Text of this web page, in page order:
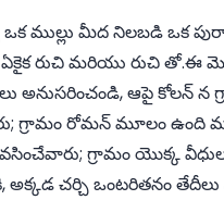
ముల్లు మీద నిలబడి ఒక
రుచి మరియు రుచి తో.ఈ
అనుసరించండి, ఆపై కోలన్
గ్రామం రోమన్ మూలం ఉంది
గ్రామం యొక్క
అక్కడ చర్చి ఒంటరితనం